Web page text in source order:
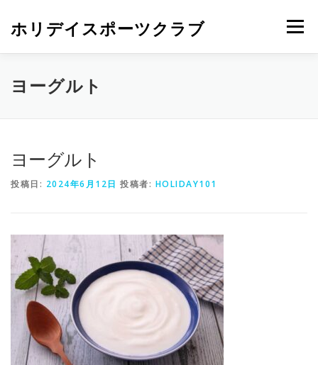
ホリデイスポーツクラブ メニュー
ヨーグルト
ヨーグルト
投稿日: 2024年6月12日 投稿者: HOLIDAY101